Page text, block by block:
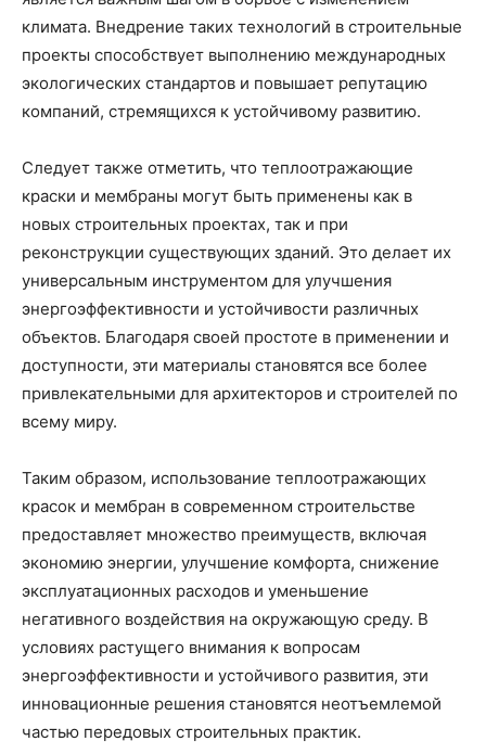
климата. Внедрение таких технологий в строительные
проекты способствует выполнению международных
экологических стандартов и повышает репутацию
компаний, стремящихся к устойчивому развитию.
Следует также отметить, что теплоотражающие
краски и мембраны могут быть применены как в
новых строительных проектах, так и при
реконструкции существующих зданий. Это делает их
универсальным инструментом для улучшения
энергоэффективности и устойчивости различных
объектов. Благодаря своей простоте в применении и
доступности, эти материалы становятся все более
привлекательными для архитекторов и строителей по
всему миру.
Таким образом, использование теплоотражающих
красок и мембран в современном строительстве
предоставляет множество преимуществ, включая
экономию энергии, улучшение комфорта, снижение
эксплуатационных расходов и уменьшение
негативного воздействия на окружающую среду. В
условиях растущего внимания к вопросам
энергоэффективности и устойчивого развития, эти
инновационные решения становятся неотъемлемой
частью передовых строительных практик.